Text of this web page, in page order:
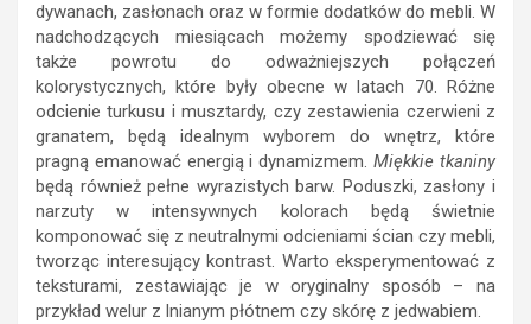
dywanach, zasłonach oraz w formie dodatków do mebli. W
nadchodzących miesiącach możemy spodziewać się
także powrotu do odważniejszych połączeń
kolorystycznych, które były obecne w latach 70. Różne
odcienie turkusu i musztardy, czy zestawienia czerwieni z
granatem, będą idealnym wyborem do wnętrz, które
pragną emanować energią i dynamizmem.Miękkie tkaniny
będą również pełne wyrazistych barw. Poduszki, zasłony i
narzuty w intensywnych kolorach będą świetnie
komponować się z neutralnymi odcieniami ścian czy mebli,
tworząc interesujący kontrast. Warto eksperymentować z
teksturami, zestawiając je w oryginalny sposób – na
przykład welur z lnianym płótnem czy skórę z jedwabiem.